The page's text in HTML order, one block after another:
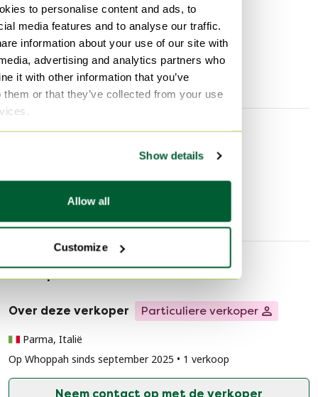
to personalise content and ads, to
media features and to analyse our traffic.
information about your use of our site with
advertising and analytics partners who
it with other information that you’ve
them or that they’ve collected from your use
Show details
Allow all
Customize
1e eigenaar
Ja
Hoogte
87 cm
Breedte
56 cm
Diepte
56 cm
tv-meubelen
Over deze verkoper Particuliere verkoper
Parma, Italië
Op Whoppah sinds september 2025 • 1 verkoop
Neem contact op met de verkoper